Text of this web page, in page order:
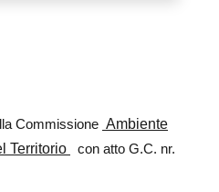
Commissione Ambiente
Territorio
con atto G.C. nr.